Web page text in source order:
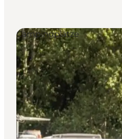
Erlebnisse
Unterkünfte
Reiseplanung
Campingplätze